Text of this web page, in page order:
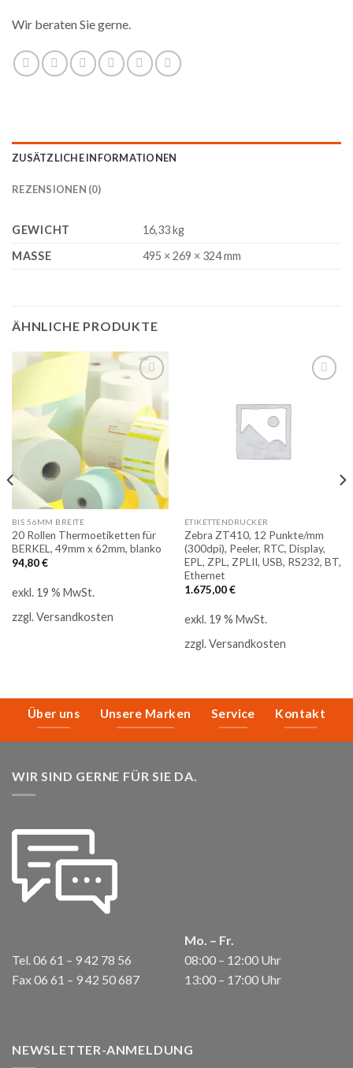
Wir beraten Sie gerne.
ZUSÄTZLICHE INFORMATIONEN
REZENSIONEN (0)
GEWICHT
16,33 kg
MASSE
495 × 269 × 324 mm
ÄHNLICHE PRODUKTE
Auf
die
Merkliste
BIS 56MM BREITE
20 Rollen Thermoetiketten für
BERKEL, 49mm x 62mm, blanko
94,80€
exkl. 19 % MwSt.
zzgl.Versandkosten
ETIKETTENDRUCKER
Zebra ZT410, 12 Punkte/mm
(300dpi), Peeler, RTC, Display,
EPL, ZPL, ZPLII, USB, RS232, BT,
Ethernet
1.675,00€
exkl. 19 % MwSt.
zzgl.Versandkosten
Über uns Unsere Marken Service Kontakt
WIR SIND GERNE FÜR SIE DA.
Tel. 06 61 – 9 42 78 56
Fax 06 61 – 9 42 50 687
Mo. – Fr.
08:00 – 12:00 Uhr
13:00 – 17:00 Uhr
NEWSLETTER-ANMELDUNG